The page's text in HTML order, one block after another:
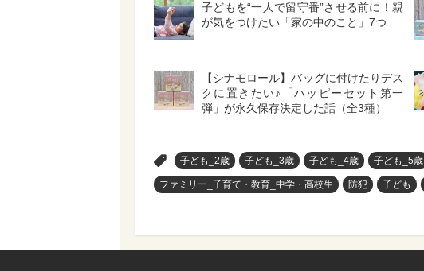
子どもを“一人で留守番”させる前に！親
が気をつけたい「家の中のこと」7つ
【シナモロール】バッグに付けたりデス
クに置きたい♪「ハッピーセット第一
弾」が永久保存決定した話（全3種）
子ども_2歳 子ども_3歳 子ども_4歳 子ども_5歳
ファミリー_子育て・教育_中学・高校生 防犯 子ども